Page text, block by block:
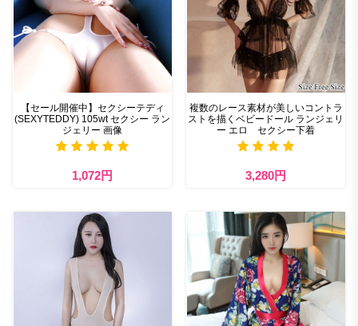
【セール開催中】セクシーテディ
(SEXYTEDDY) 105wt セクシー ラン
ジェリー 画像
1,072円
複数のレース素材が美しいコントラ
ストを描くベビードール ランジェリ
ー エロ セクシー下着
3,280円